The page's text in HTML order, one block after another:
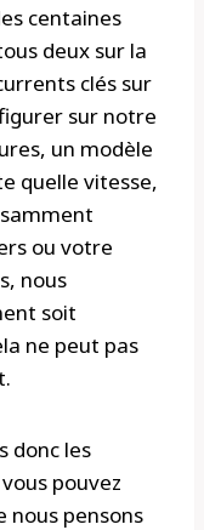
centaines
deux sur la
clés sur
sur notre
un modèle
quelle vitesse,
ou votre
nous
soit
ne peut pas
donc les
pouvez
nous pensons